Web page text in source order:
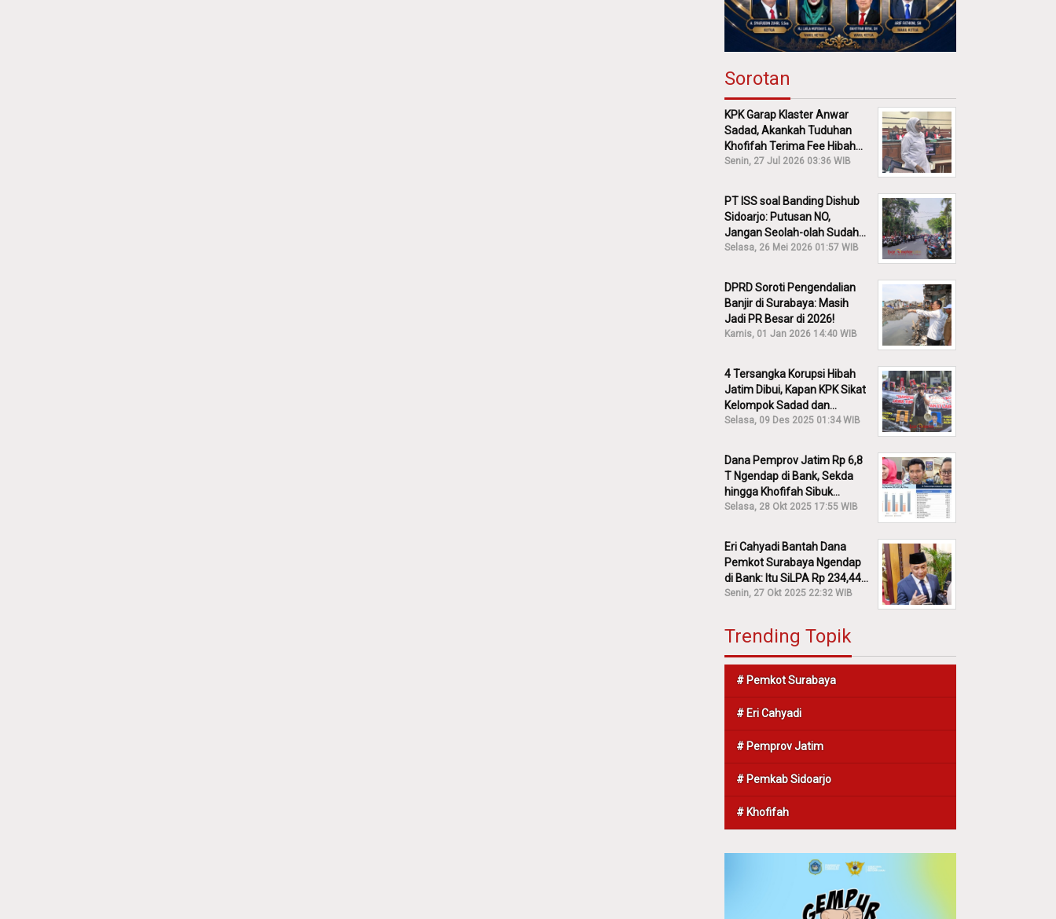
Sorotan
KPK Garap Klaster Anwar
Sadad, Akankah Tuduhan
Khofifah Terima Fee Hibah
30% Diusut?
Senin, 27 Jul 2026 03:36 WIB
PT ISS soal Banding Dishub
Sidoarjo: Putusan NO,
Jangan Seolah-olah Sudah
Menang!
Selasa, 26 Mei 2026 01:57 WIB
DPRD Soroti Pengendalian
Banjir di Surabaya: Masih
Jadi PR Besar di 2026!
Kamis, 01 Jan 2026 14:40 WIB
4 Tersangka Korupsi Hibah
Jatim Dibui, Kapan KPK Sikat
Kelompok Sadad dan
Iskandar?
Selasa, 09 Des 2025 01:34 WIB
Dana Pemprov Jatim Rp 6,8
T Ngendap di Bank, Sekda
hingga Khofifah Sibuk
Membantah!
Selasa, 28 Okt 2025 17:55 WIB
Eri Cahyadi Bantah Dana
Pemkot Surabaya Ngendap
di Bank: Itu SiLPA Rp 234,44
M!
Senin, 27 Okt 2025 22:32 WIB
Trending Topik
# Pemkot Surabaya
# Eri Cahyadi
# Pemprov Jatim
# Pemkab Sidoarjo
# Khofifah